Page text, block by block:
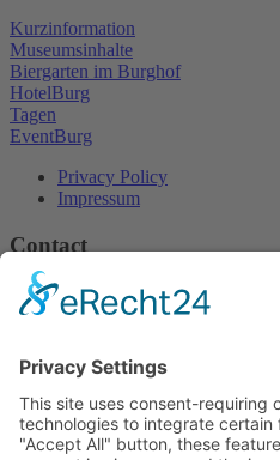
Kurzinformation
Museumsinhalte
Biergarten im Burghof
HotelBurg
Tagen
EventBurg
Privacy Policy
Impressum
Contact
Burg Falkenberg
Tel.: 09637/929945-0
Mail:info@burg-falkenberg.bayern
No Dogs!